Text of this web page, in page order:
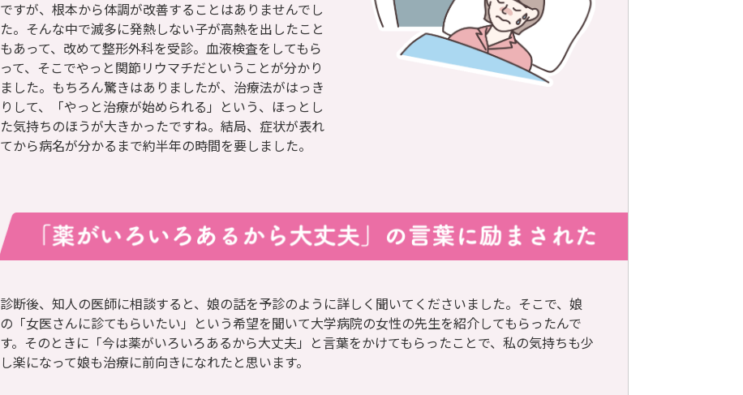
ですが、根本から体調が改善することはありませんでし
た。そんな中で滅多に発熱しない子が高熱を出したこと
もあって、改めて整形外科を受診。血液検査をしてもら
って、そこでやっと関節リウマチだということが分かり
ました。もちろん驚きはありましたが、治療法がはっき
りして、「やっと治療が始められる」という、ほっとし
た気持ちのほうが大きかったですね。結局、症状が表れ
てから病名が分かるまで約半年の時間を要しました。
診断後、知人の医師に相談すると、娘の話を予診のように詳しく聞いてくださいました。そこで、娘
の「女医さんに診てもらいたい」という希望を聞いて大学病院の女性の先生を紹介してもらったんで
す。そのときに「今は薬がいろいろあるから大丈夫」と言葉をかけてもらったことで、私の気持ちも少
し楽になって娘も治療に前向きになれたと思います。